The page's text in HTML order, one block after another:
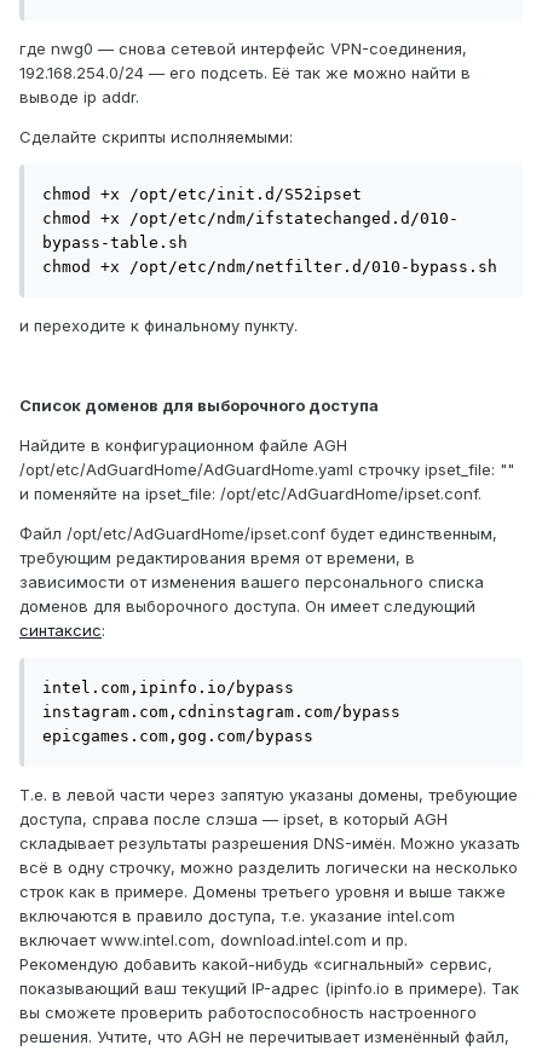
где nwg0 — снова сетевой интерфейс VPN-соединения,
192.168.254.0/24 — его подсеть. Её так же можно найти в
выводе ip addr.
Сделайте скрипты исполняемыми:
chmod +x /opt/etc/init.d/S52ipset
chmod +x /opt/etc/ndm/ifstatechanged.d/010-
bypass-table.sh
chmod +x /opt/etc/ndm/netfilter.d/010-bypass.sh
и переходите к финальному пункту.
Список доменов для выборочного доступа
Найдите в конфигурационном файле AGH
/opt/etc/AdGuardHome/AdGuardHome.yaml строчку ipset_file: ""
и поменяйте на ipset_file: /opt/etc/AdGuardHome/ipset.conf.
Файл /opt/etc/AdGuardHome/ipset.conf будет единственным,
требующим редактирования время от времени, в
зависимости от изменения вашего персонального списка
доменов для выборочного доступа. Он имеет следующий
синтаксис:
intel.com,ipinfo.io/bypass
instagram.com,cdninstagram.com/bypass
epicgames.com,gog.com/bypass
Т.е. в левой части через запятую указаны домены, требующие
доступа, справа после слэша — ipset, в который AGH
складывает результаты разрешения DNS-имён. Можно указать
всё в одну строчку, можно разделить логически на несколько
строк как в примере. Домены третьего уровня и выше также
включаются в правило доступа, т.е. указание intel.com
включает www.intel.com, download.intel.com и пр.
Рекомендую добавить какой-нибудь «сигнальный» сервис,
показывающий ваш текущий IP-адрес (ipinfo.io в примере). Так
вы сможете проверить работоспособность настроенного
решения. Учтите, что AGH не перечитывает изменённый файл,